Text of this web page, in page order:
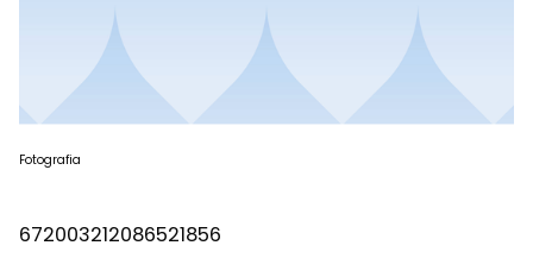
Fotografia
672003212086521856